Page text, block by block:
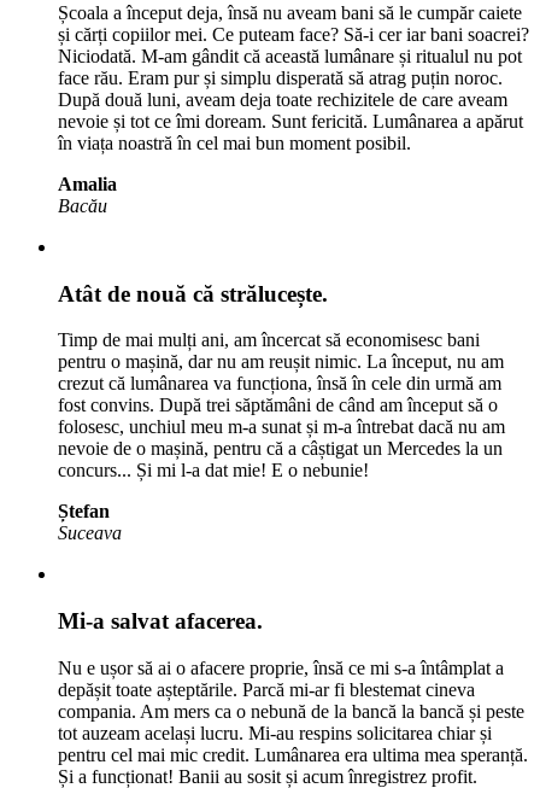
Școala a început deja, însă nu aveam bani să le cumpăr caiete
și cărți copiilor mei. Ce puteam face? Să-i cer iar bani soacrei?
Niciodată. M-am gândit că această lumânare și ritualul nu pot
face rău. Eram pur și simplu disperată să atrag puțin noroc.
După două luni, aveam deja toate rechizitele de care aveam
nevoie și tot ce îmi doream. Sunt fericită. Lumânarea a apărut
în viața noastră în cel mai bun moment posibil.
Amalia
Bacău
Atât de nouă că strălucește.
Timp de mai mulți ani, am încercat să economisesc bani
pentru o mașină, dar nu am reușit nimic. La început, nu am
crezut că lumânarea va funcționa, însă în cele din urmă am
fost convins. După trei săptămâni de când am început să o
folosesc, unchiul meu m-a sunat și m-a întrebat dacă nu am
nevoie de o mașină, pentru că a câștigat un Mercedes la un
concurs... Și mi l-a dat mie! E o nebunie!
Ștefan
Suceava
Mi-a salvat afacerea.
Nu e ușor să ai o afacere proprie, însă ce mi s-a întâmplat a
depășit toate așteptările. Parcă mi-ar fi blestemat cineva
compania. Am mers ca o nebună de la bancă la bancă și peste
tot auzeam același lucru. Mi-au respins solicitarea chiar și
pentru cel mai mic credit. Lumânarea era ultima mea speranță.
Și a funcționat! Banii au sosit și acum înregistrez profit.